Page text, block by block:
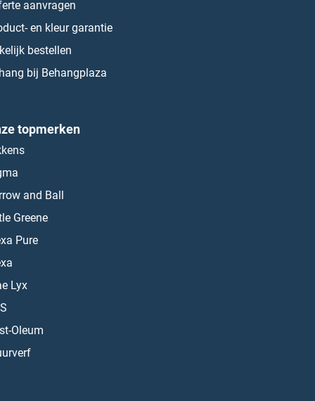
aanvragen
en kleur garantie
bestellen
bij Behangplaza
topmerken
and Ball
Greene
Pure
Lyx
Oleum